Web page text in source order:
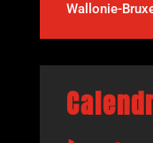
Wallonie-